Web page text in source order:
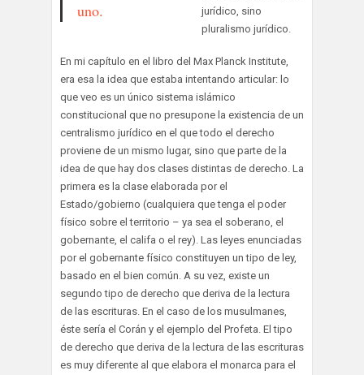
uno.
jurídico, sino
pluralismo jurídico.
En mi capítulo en el libro del Max Planck Institute,
era esa la idea que estaba intentando articular: lo
que veo es un único sistema islámico
constitucional que no presupone la existencia de un
centralismo jurídico en el que todo el derecho
proviene de un mismo lugar, sino que parte de la
idea de que hay dos clases distintas de derecho. La
primera es la clase elaborada por el
Estado/gobierno (cualquiera que tenga el poder
físico sobre el territorio – ya sea el soberano, el
gobernante, el califa o el rey). Las leyes enunciadas
por el gobernante físico constituyen un tipo de ley,
basado en el bien común. A su vez, existe un
segundo tipo de derecho que deriva de la lectura
de las escrituras. En el caso de los musulmanes,
éste sería el Corán y el ejemplo del Profeta. El tipo
de derecho que deriva de la lectura de las escrituras
es muy diferente al que elabora el monarca para el